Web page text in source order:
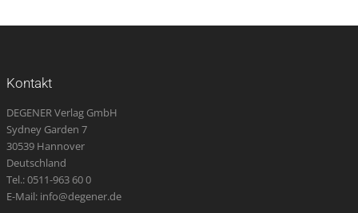
Kontakt
DEGENER Verlag GmbH
Sydney Garden 7
30539 Hannover
Deutschland
Tel.: 0511-963 60 0
E-Mail: info@degener.de